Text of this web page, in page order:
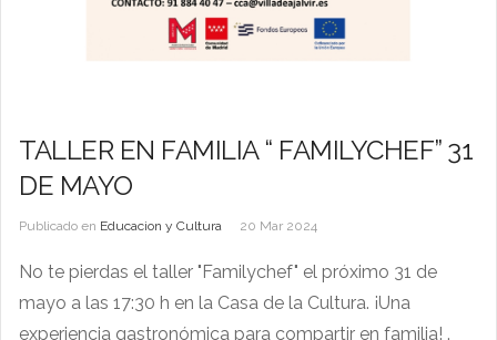
TALLER EN FAMILIA “ FAMILYCHEF” 31
DE MAYO
Publicado en Educacion y Cultura 20 Mar 2024
No te pierdas el taller "Familychef" el próximo 31 de
mayo a las 17:30 h en la Casa de la Cultura. ¡Una
experiencia gastronómica para compartir en familia! .